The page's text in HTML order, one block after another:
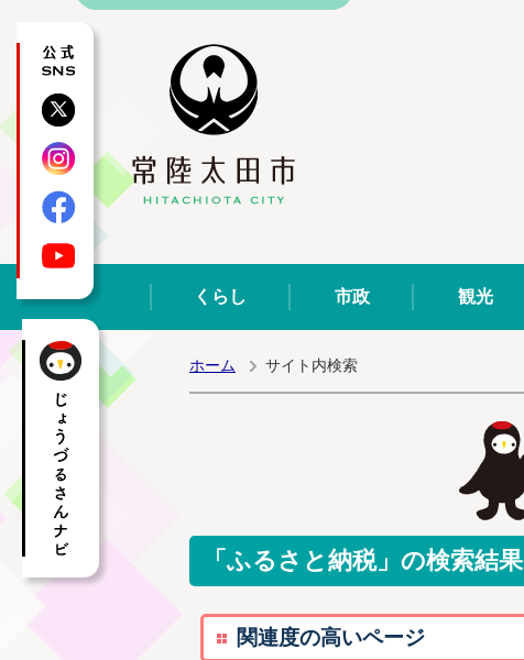
公式SNS
X
Instagram
Facebook
YouTube くらし 市政 観光
ホーム サイト内検索
「ふるさと納税」の検索結果
関連度の高いページ